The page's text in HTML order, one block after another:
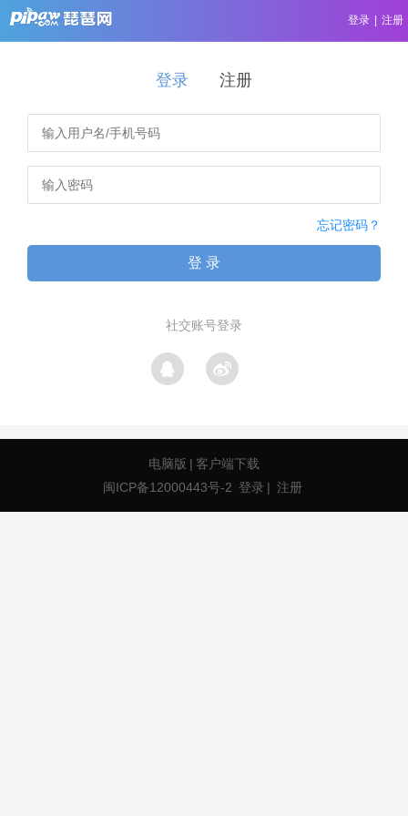
登录 注册
登录 注册
忘记密码？
登 录
社交账号登录
电脑版 | 客户端下载
闽ICP备12000443号-2 登录 | 注册